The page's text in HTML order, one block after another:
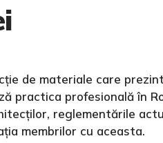
de materiale care
practica profesională în
reglementările
membrilor cu aceasta.